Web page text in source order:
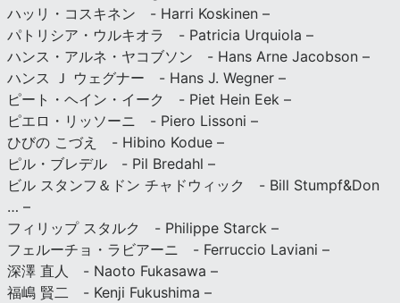
ハッリ・コスキネン - Harri Koskinen –
パトリシア・ウルキオラ - Patricia Urquiola –
ハンス・アルネ・ヤコブソン - Hans Arne Jacobson –
ハンス Ｊ ウェグナー - Hans J. Wegner –
ピート・ヘイン・イーク - Piet Hein Eek –
ピエロ・リッソーニ - Piero Lissoni –
ひびの こづえ - Hibino Kodue –
ピル・ブレデル - Pil Bredahl –
ビル スタンフ＆ドン チャドウィック - Bill Stumpf&Don
… –
フィリップ スタルク - Philippe Starck –
フェルーチョ・ラビアーニ - Ferruccio Laviani –
深澤 直人 - Naoto Fukasawa –
福嶋 賢二 - Kenji Fukushima –